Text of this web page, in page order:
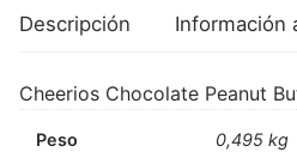
Descripción Información
Cheerios Chocolate Peanut
Peso 0,495 kg